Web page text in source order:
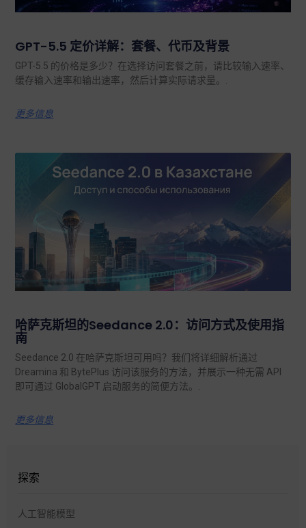
GPT-5.5 定价详解：套餐、代币及背景
GPT-5.5 的价格是多少？在选择访问套餐之前，请比较输入速率、
缓存输入速率和输出速率，然后计算实际请求量。.
更多信息
哈萨克斯坦的Seedance 2.0：访问方式及使用指
南
Seedance 2.0 在哈萨克斯坦可用吗？我们将详细解析通过
Dreamina 和 BytePlus 访问该服务的方法，并展示一种无需 API
即可通过 GlobalGPT 启动服务的简便方法。.
更多信息
探索
人工智能模型